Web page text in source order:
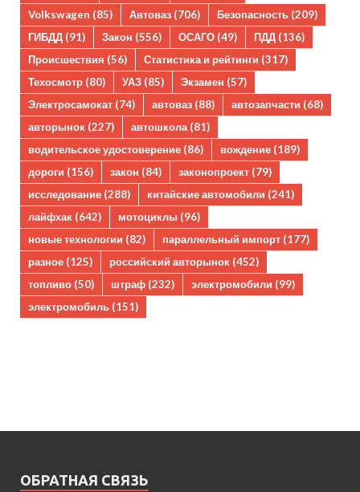
Volkswagen (85) Автоваз (706) Безопасность (209)
ГИБДД (91) Закон (556) ОСАГО (49) ПДД (136)
Происшествия (56) Статистика и рейтинги (317)
Техосмотр (80) УАЗ (85) Экзамен (57)
Электросамокат (74) автоваз (88) автозапчасти (68)
авторынок (227) автошкола(81)
водительское удостоверение (86) вождение (189)
дороги (156) закон (84) законопроект (79)
исследование (288) китайские автомобили (241)
лайфхак (642) мотоциклы (96)
новые технологии (82) параллельный импорт (177)
разное (125) российский авторынок (452)
топливо (50) штраф (232) электромобили (99)
электромобиль (151)
ОБРАТНАЯ СВЯЗЬ